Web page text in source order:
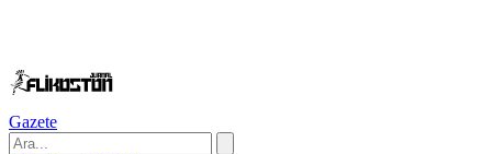
Gazete